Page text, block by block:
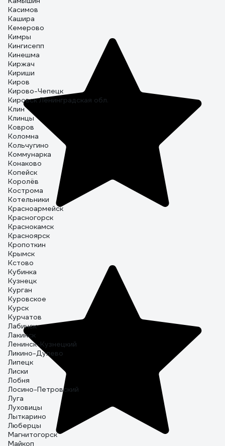
Касимов
Кашира
Кемерово
Кимры
Кингисепп
Кинешма
Киржач
Кириши
Киров
Кирово-Чепецк
Кировск Ленинградская обл.
Клин
Клинцы
Ковров
Коломна
Кольчугино
Коммунарка
Конаково
Копейск
Королёв
Кострома
Котельники
Красноармейск
Красногорск
Краснокамск
Красноярск
Кропоткин
Крымск
Кстово
Кубинка
Кузнецк
Курган
Куровское
Курск
Курчатов
Лабинск
Лакинск
Ленинск-Кузнецкий
Ликино-Дулево
Липецк
Лиски
Лобня
Лосино-Петровский
Луга
Луховицы
Лыткарино
Люберцы
Магнитогорск
Майкоп